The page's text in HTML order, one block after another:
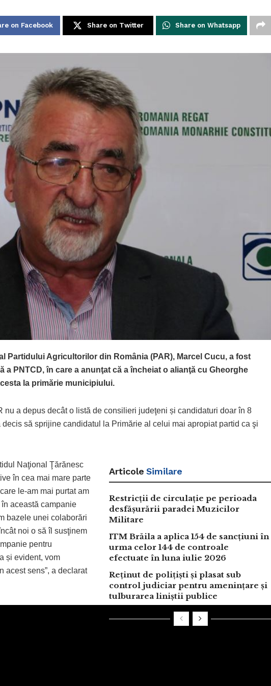
on Facebook Share on Twitter Share on Whatsapp
Partidului Agricultorilor din România (PAR), Marcel Cucu, a fost
a PNTCD, în care a anunţat că a încheiat o alianţă cu Gheorghe
la primărie municipiului.
nu a depus decât o listă de consilieri judeţeni și candidaturi doar în 8
decis să sprijine candidatul la Primărie al celui mai apropiat partid ca şi
Articole Similare
Restricții de circulație pe perioada
desfășurării paradei Muzicilor
Militare
ITM Brăila a aplica 154 de sancțiuni în
urma celor 144 de controale
efectuate în luna iulie 2026
Reținut de polițiști și plasat sub
control judiciar pentru amenințare și
tulburarea liniștii publice
Naţional Ţărănesc
în cea mai mare parte
le-am mai purtat am
această campanie
bazele unei colaborări
noi o să îl susţinem
pentru
și evident, vom
acest sens”, a declarat